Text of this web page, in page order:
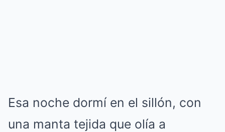
Esa noche dormí en el sillón, con
una manta tejida que olía a